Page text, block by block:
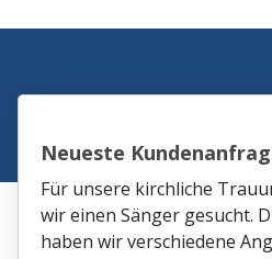
Neueste
Für unsere kirchliche
wir einen Sänger gesucht.
haben wir verschiedene